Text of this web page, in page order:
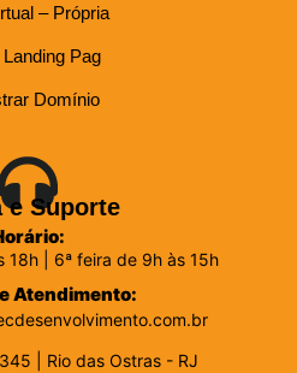
– Própria
Landing Pag
Domínio
e Suporte
18h | 6ª feira de 9h às 15h
Atendimento:
| Rio das Ostras - RJ